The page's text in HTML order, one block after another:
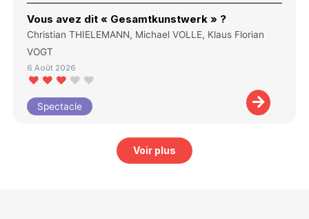
Vous avez dit « Gesamtkunstwerk » ?
Christian THIELEMANN, Michael VOLLE, Klaus Florian
VOGT
6 Août 2026
Spectacle
Voir plus